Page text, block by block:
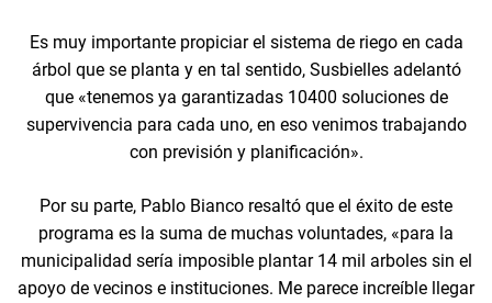
Es muy importante propiciar el sistema de riego en cada
árbol que se planta y en tal sentido, Susbielles adelantó
que «tenemos ya garantizadas 10400 soluciones de
supervivencia para cada uno, en eso venimos trabajando
con previsión y planificación».
Por su parte, Pablo Bianco resaltó que el éxito de este
programa es la suma de muchas voluntades, «para la
municipalidad sería imposible plantar 14 mil arboles sin el
apoyo de vecinos e instituciones. Me parece increíble llegar